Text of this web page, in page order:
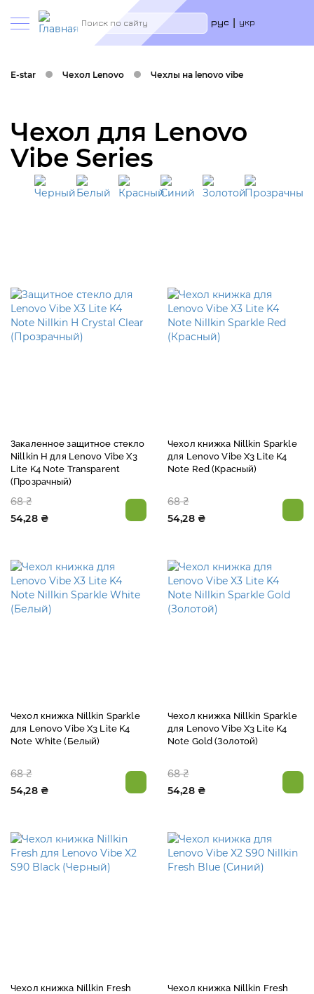
Search рус укр
E-star Чехол Lenovo Чехлы на lenovo vibe
Чехол для Lenovo
Vibe Series
Закаленное защитное стекло
Nillkin H для Lenovo Vibe X3
Lite K4 Note Transparent
(Прозрачный)
68 ₴
54,28 ₴
Чехол книжка Nillkin Sparkle
для Lenovo Vibe X3 Lite K4
Note Red (Красный)
68 ₴
54,28 ₴
Чехол книжка Nillkin Sparkle
для Lenovo Vibe X3 Lite K4
Note White (Белый)
68 ₴
54,28 ₴
Чехол книжка Nillkin Sparkle
для Lenovo Vibe X3 Lite K4
Note Gold (Золотой)
68 ₴
54,28 ₴
Чехол книжка Nillkin Fresh
Чехол книжка Nillkin Fresh